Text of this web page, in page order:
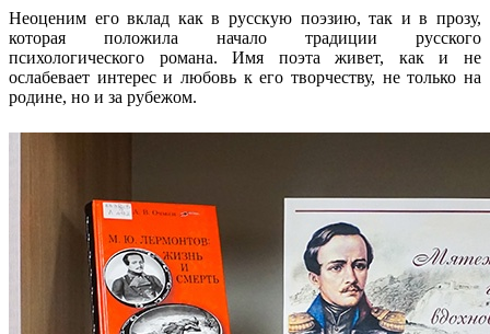
Неоценим его вклад как в русскую поэзию, так и в прозу,
которая положила начало традиции русского
психологического романа. Имя поэта живет, как и не
ослабевает интерес и любовь к его творчеству, не только на
родине, но и за рубежом.